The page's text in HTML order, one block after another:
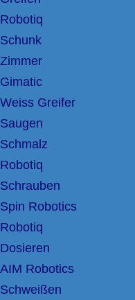
Robotiq
Schunk
Zimmer
Gimatic
Weiss Greifer
Saugen
Schmalz
Robotiq
Schrauben
Spin Robotics
Robotiq
Dosieren
AIM Robotics
Schweißen